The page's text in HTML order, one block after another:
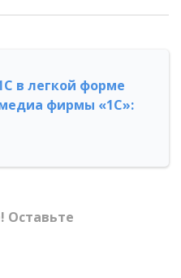
в легкой форме
фирмы «1С»:
Оставьте